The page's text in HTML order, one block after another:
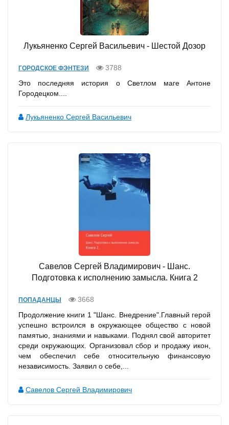
Лукьяненко Сергей Васильевич - Шестой Дозор
ГОРОДСКОЕ ФЭНТЕЗИ
3788
Это последняя история о Светлом маге Антоне
Городецком....
Лукьяненко Сергей Васильевич
Савелов Сергей Владимирович - Шанс.
Подготовка к исполнению замысла. Книга 2
ПОПАДАНЦЫ
3668
Продолжение книги 1 "Шанс. Внедрение".Главный герой
успешно встроился в окружающее общество с новой
памятью, знаниями и навыками. Поднял свой авторитет
среди окружающих. Организовал сбор и продажу икон,
чем обеспечил себе относительную финансовую
независимость. Заявил о себе,...
Савелов Сергей Владимирович